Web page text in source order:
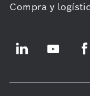
Compra y